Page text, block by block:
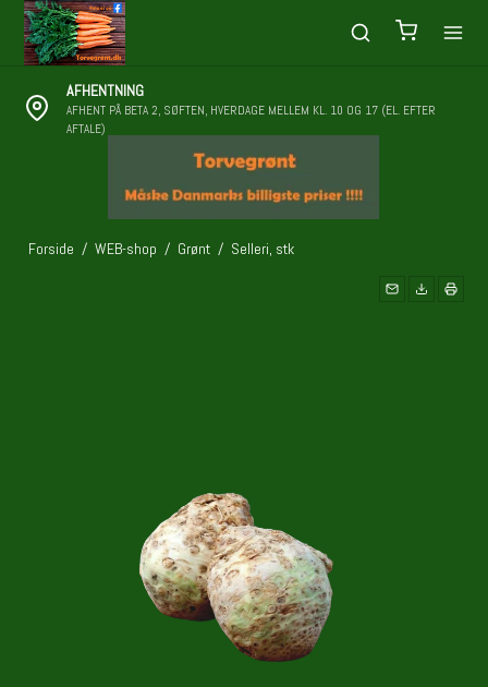
AFHENTNING
AFHENT PÅ BETA 2, SØFTEN, HVERDAGE MELLEM KL. 10 OG 17 (EL. EFTER
AFTALE)
Forside / WEB-shop / Grønt / Selleri, stk